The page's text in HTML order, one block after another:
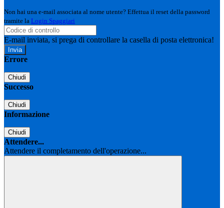
Non hai una e-mail associata al nome utente? Effettua il reset della password
tramite la Login Spaggiari
E-mail inviata, si prega di controllare la casella di posta elettronica!
Errore
Chiudi
Successo
Chiudi
Informazione
Chiudi
Attendere...
Attendere il completamento dell'operazione...